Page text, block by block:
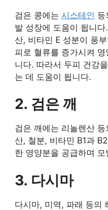
검은 콩에는 시스테인 등
발 성장에 도움이 됩니
산, 비타민 E 성분이 풍
피로 혈류를 증가시켜
니다. 따라서 두피 건강
는 데 도움이 됩니다.
2. 검은 깨
검은 깨에는 리놀렌산
산, 철분, 비타민 B1과
한 영양분을 공급하며
3. 다시마
다시마, 미역, 파래 등의